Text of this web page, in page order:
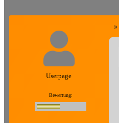
Userpage
Bewertung:
»